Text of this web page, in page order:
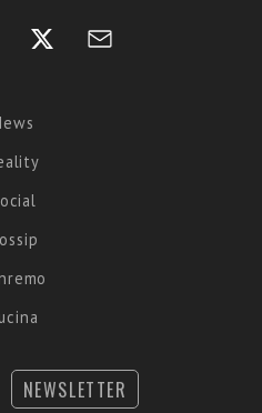
NEWSLETTER